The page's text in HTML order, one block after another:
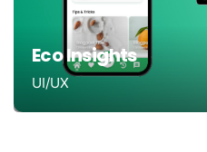
Eco Insights
UI/UX